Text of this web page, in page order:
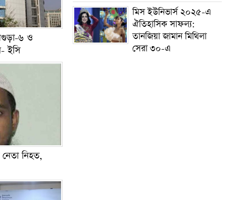
৬ ও
ইসি
নিহত,
মিস ইউনিভার্স ২০২৫-এ
ঐতিহাসিক সাফল্য:
তানজিয়া জামান মিথিলা
সেরা ৩০-এ